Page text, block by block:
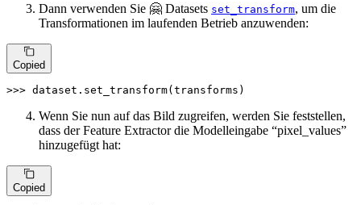
Dann verwenden Sie 🤗 Datasets set_transform, um die
Transformationen im laufenden Betrieb anzuwenden:
Copied
>>> dataset.set_transform(transforms)
Wenn Sie nun auf das Bild zugreifen, werden Sie feststellen,
dass der Feature Extractor die Modelleingabe “pixel_values”
hinzugefügt hat:
Copied